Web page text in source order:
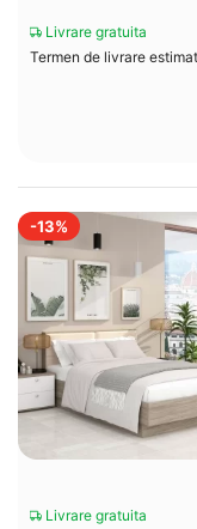
Livrare gratuita
Termen de livrare
-13%
Livrare gratuita